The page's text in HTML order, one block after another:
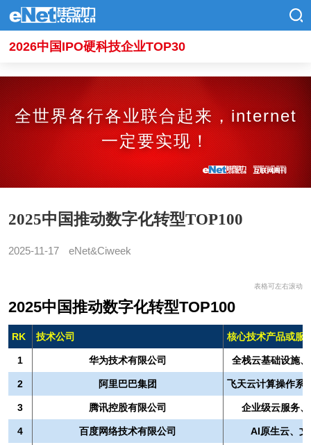
2026中国IPO硬科技企业TOP30
全世界各行各业联合起来，internet
一定要实现！
2025中国推动数字化转型TOP100
2025-11-17 eNet&Ciweek
表格可左右滚动
2025中国推动数字化转型TOP100
RK 技术公司 核心技术产品或服
1 华为技术有限公司 全栈云基础设施
2 阿里巴巴集团 飞天云计算操作系
3 腾讯控股有限公司 企业级云服务
4 百度网络技术有限公司 AI原生云、